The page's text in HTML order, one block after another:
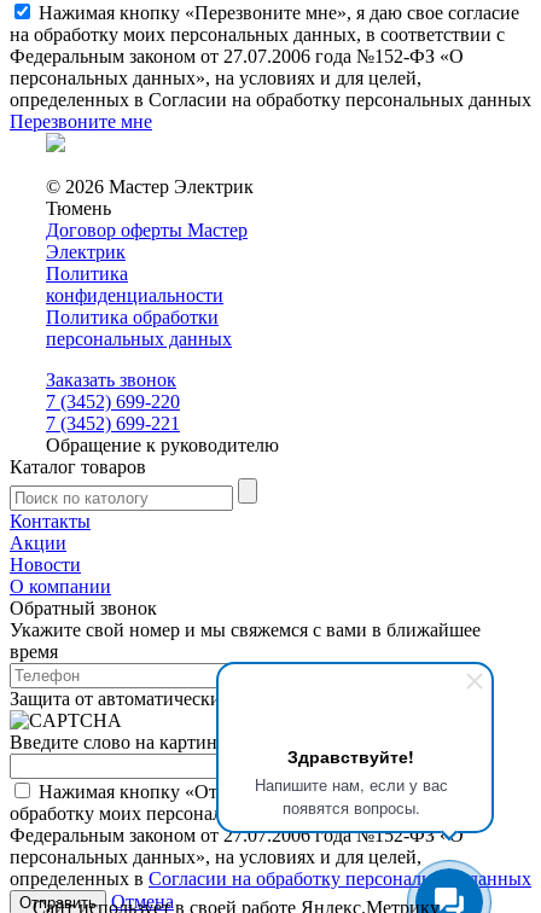
Здравствуйте!
Напишите нам, если у вас
появятся вопросы.
Нажимая кнопку «Перезвоните мне», я даю свое согласие
на обработку моих персональных данных, в соответствии с
Федеральным законом от 27.07.2006 года №152-ФЗ «О
персональных данных», на условиях и для целей,
определенных в Согласии на обработку персональных данных
Перезвоните мне
© 2026 Мастер Электрик
Тюмень
Договор оферты Мастер
Электрик
Политика
конфиденциальности
Политика обработки
персональных данных
Заказать звонок
7 (3452) 699-220
7 (3452) 699-221
Обращение к руководителю
Каталог товаров
Контакты
Акции
Новости
О компании
Обратный звонок
Укажите свой номер и мы свяжемся с вами в ближайшее
время
Защита от автоматических сообщений
Введите слово на картинке
Нажимая кнопку «Отправить», я даю свое согласие на
обработку моих персональных данных, в соответствии с
Федеральным законом от 27.07.2006 года №152-ФЗ «О
персональных данных», на условиях и для целей,
определенных в Согласии на обработку персональных данных
Отмена
Сайт использует в своей работе Яндекс.Метрику